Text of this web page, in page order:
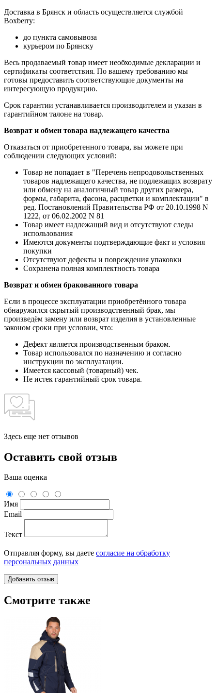
Доставка в Брянск и область осуществляется службой
Boxberry:
до пункта самовывоза
курьером по Брянску
Весь продаваемый товар имеет необходимые декларации и
сертификаты соответствия. По вашему требованию мы
готовы предоставить соответствующие документы на
интересующую продукцию.
Срок гарантии устанавливается производителем и указан в
гарантийном талоне на товар.
Возврат и обмен товара надлежащего качества
Отказаться от приобретенного товара, вы можете при
соблюдении следующих условий:
Товар не попадает в "Перечень непродовольственных
товаров надлежащего качества, не подлежащих возврату
или обмену на аналогичный товар других размера,
формы, габарита, фасона, расцветки и комплектации" в
ред. Постановлений Правительства РФ от 20.10.1998 N
1222, от 06.02.2002 N 81
Товар имеет надлежащий вид и отсутствуют следы
использования
Имеются документы подтверждающие факт и условия
покупки
Отсутствуют дефекты и повреждения упаковки
Сохранена полная комплектность товара
Возврат и обмен бракованного товара
Если в процессе эксплуатации приобретённого товара
обнаружился скрытый производственный брак, мы
произведём замену или возврат изделия в установленные
законом сроки при условии, что:
Дефект является производственным браком.
Товар использовался по назначению и согласно
инструкции по эксплуатации.
Имеется кассовый (товарный) чек.
Не истек гарантийный срок товара.
Здесь еще нет отзывов
Оставить свой отзыв
Ваша оценка
Имя
Email
Текст
Отправляя форму, вы даете согласие на обработку
персональных данных
Смотрите также